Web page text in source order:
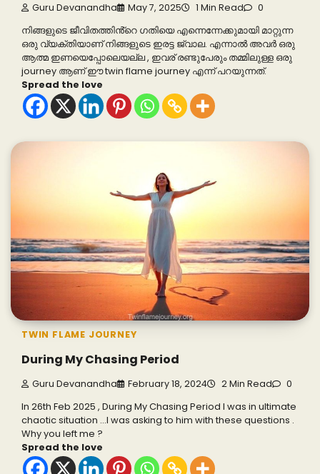
Guru Devanandha May 7, 2025 1 Min Read 0
നിങ്ങളുടെ ജീവിതത്തിൻ്റെ ഗതിയെ എന്നെന്നേക്കുമായി മാറ്റുന്ന
ഒരു വ്യക്തിയാണ് നിങ്ങളുടെ ഇരട്ട ജ്വാല. എന്നാൽ അവർ ഒരു
ആത്മ ഇണയെപ്പോലെയല്ല , ഇവര് രണ്ടുപേരും തമ്മിലുള്ള ഒരു
journey ആണ് ഈ twin flame journey എന്ന് പറയുന്നത്.
Spread the love
TWIN FLAME JOURNEY
During My Chasing Period
Guru Devanandha February 18, 2024 2 Min Read 0
In 26th Feb 2025 , During My Chasing Period I was in ultimate
chaotic situation …I was asking to him with these questions .
Why you left me ?
Spread the love